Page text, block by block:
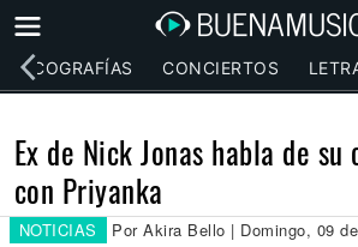
DISCOGRAFÍAS CONCIERTOS
Ex de Nick Jonas habla de su
con Priyanka
NOTICIAS Por Akira Bello | Domingo, 09